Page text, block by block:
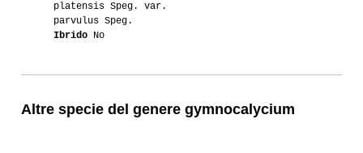
platensis Speg. var.
parvulus Speg.
Ibrido No
Altre specie del genere gymnocalycium